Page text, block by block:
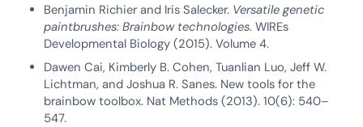
Benjamin Richier and Iris Salecker. Versatile genetic
paintbrushes: Brainbow technologies. WIREs
Developmental Biology (2015). Volume 4.
Dawen Cai, Kimberly B. Cohen, Tuanlian Luo, Jeff W.
Lichtman, and Joshua R. Sanes. New tools for the
brainbow toolbox. Nat Methods (2013). 10(6): 540–
547.